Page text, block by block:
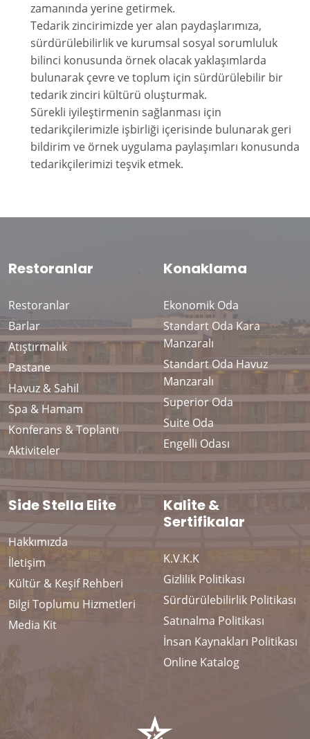
zamanında yerine getirmek.
Tedarik zincirimizde yer alan paydaşlarımıza,
sürdürülebilirlik ve kurumsal sosyal sorumluluk
bilinci konusunda örnek olacak yaklaşımlarda
bulunarak çevre ve toplum için sürdürülebilir bir
tedarik zinciri kültürü oluşturmak.
Sürekli iyileştirmenin sağlanması için
tedarikçilerimizle işbirliği içerisinde bulunarak geri
bildirim ve örnek uygulama paylaşımları konusunda
tedarikçilerimizi teşvik etmek.
Restoranlar
Restoranlar
Barlar
Atıştırmalık
Pastane
Havuz & Sahil
Spa & Hamam
Konferans & Toplantı
Aktiviteler
Konaklama
Ekonomik Oda
Standart Oda Kara
Manzaralı
Standart Oda Havuz
Manzaralı
Superior Oda
Suite Oda
Engelli Odası
Side Stella Elite
Hakkımızda
İletişim
Kültür & Keşif Rehberi
Bilgi Toplumu Hizmetleri
Media Kit
Kalite &
Sertifikalar
K.V.K.K
Gizlilik Politikası
Sürdürülebilirlik Politikası
Satınalma Politikası
İnsan Kaynakları Politikası
Online Katalog